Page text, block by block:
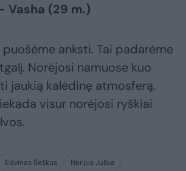
Vasha (29 m.)
anksti. Tai padarėme
Norėjosi namuose kuo
jaukią kalėdinę atmosferą.
visur norėjosi ryškiai
Edvinas Šeškus
Nerijus Juška